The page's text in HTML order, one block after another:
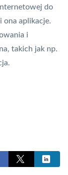
do
ona aplikacje.
i
takich jak np.